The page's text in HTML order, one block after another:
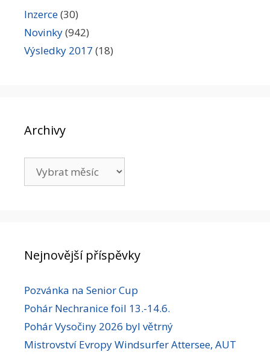
Inzerce(30)
Novinky(942)
Výsledky 2017 (18)
Archivy
Nejnovější příspěvky
Pozvánka na Senior Cup
Pohár Nechranice foil 13.-14.6.
Pohár Vysočiny 2026 byl větrný
Mistrovství Evropy Windsurfer Attersee, AUT